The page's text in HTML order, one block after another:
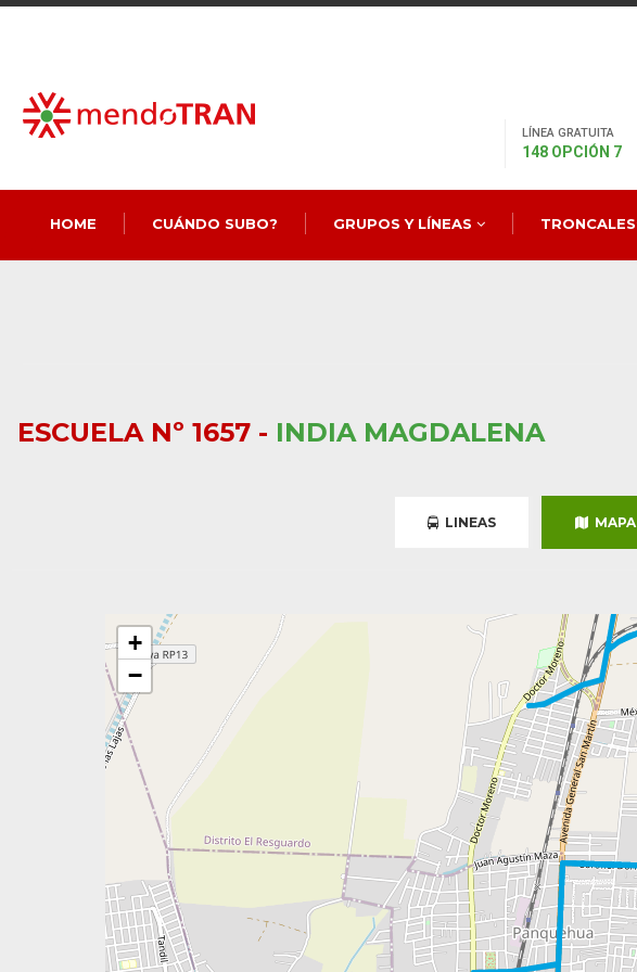
LÍNEA GRATUITA
148 OPCIÓN 7
HOME CUÁNDO SUBO? GRUPOS Y LÍNEAS TRONCALES
ESCUELA Nº 1657 - INDIA MAGDALENA
LINEAS MAPA
+
−